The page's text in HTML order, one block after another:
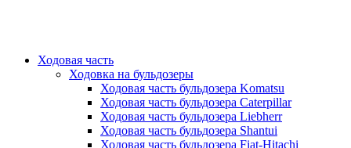
Ходовая часть
Ходовка на бульдозеры
Ходовая часть бульдозера Komatsu
Ходовая часть бульдозера Caterpillar
Ходовая часть бульдозера Liebherr
Ходовая часть бульдозера Shantui
Ходовая часть бульдозера Fiat-Hitachi